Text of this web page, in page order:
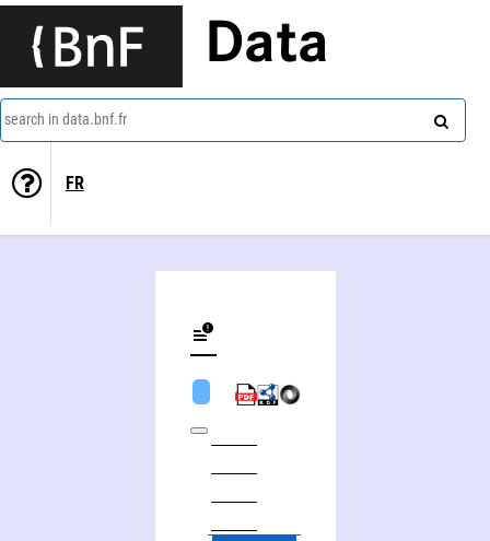
Data
search in data.bnf.fr
FR